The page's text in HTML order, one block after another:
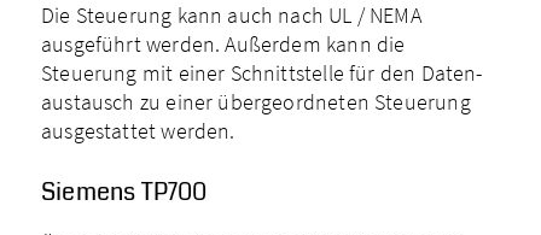
Die Steuerung kann auch nach UL / NEMA
ausgeführt werden. Außerdem kann die
Steuerung mit einer Schnittstelle für den Daten­
austausch zu einer über­geordneten Steuerung
ausgestattet werden.
Siemens TP700